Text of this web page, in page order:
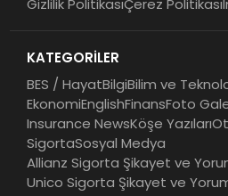
EY Küresel
Dayanıklılık
KATEGORİLER
BES / HayatBilgiBilim ve
EkonomiEnglishFinansFoto
Insurance NewsKöşe Yazıları
SigortaSosyal Medya
Allianz Sigorta Şikayet ve
Unico Sigorta Şikayet ve